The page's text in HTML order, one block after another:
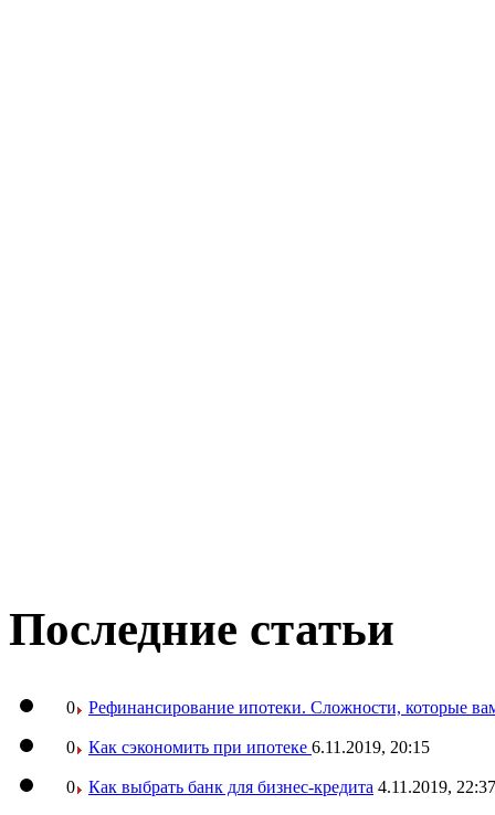
Последние статьи
0 Рефинансирование ипотеки. Сложности, которые
0 Как сэкономить при ипотеке 6.11.2019, 20:15
0 Как выбрать банк для бизнес-кредита 4.11.2019, 22:37